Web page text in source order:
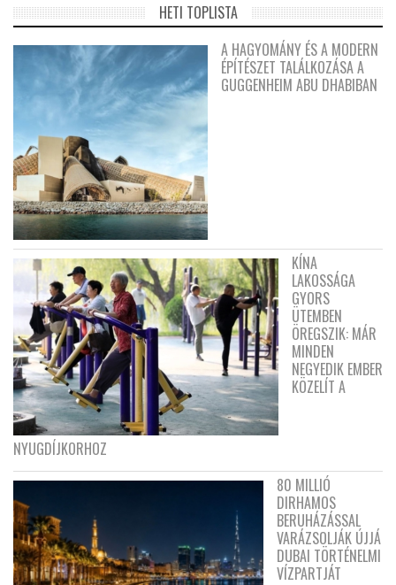
HETI TOPLISTA
A HAGYOMÁNY ÉS A MODERN
ÉPÍTÉSZET TALÁLKOZÁSA A
GUGGENHEIM ABU DHABIBAN
KÍNA
LAKOSSÁGA
GYORS
ÜTEMBEN
ÖREGSZIK: MÁR
MINDEN
NEGYEDIK EMBER
KÖZELÍT A
NYUGDÍJKORHOZ
80 MILLIÓ
DIRHAMOS
BERUHÁZÁSSAL
VARÁZSOLJÁK ÚJJÁ
DUBAI TÖRTÉNELMI
VÍZPARTJÁT